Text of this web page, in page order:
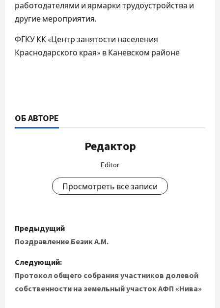
работодателями и ярмарки трудоустройства и
другие мероприятия.
ФГКУ КК «Центр занятости населения
Краснодарского края» в Каневском районе
ОБ АВТОРЕ
Редактор
Editor
Просмотреть все записи
Н
а
в
и
Предыдущий
Поздравление Безик А.М.
Следующий:
Протокол общего собрания участников долевой
собственности на земельный участок АФП «Нива»